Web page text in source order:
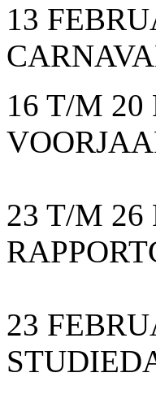
13
16 T/M 20
23 T/M 26
23